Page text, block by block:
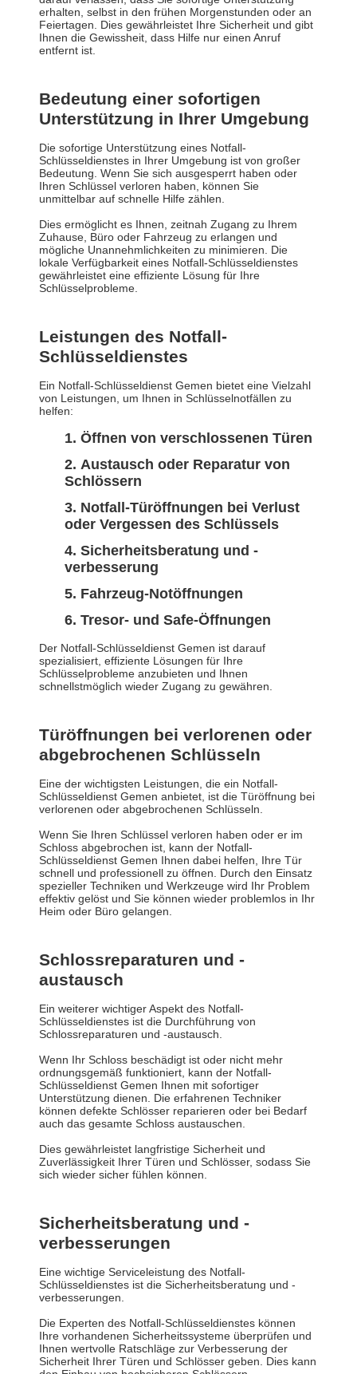
erhalten, selbst in den frühen Morgenstunden oder an
Feiertagen. Dies gewährleistet Ihre Sicherheit und gibt
Ihnen die Gewissheit, dass Hilfe nur einen Anruf
entfernt ist.
Bedeutung einer sofortigen
Unterstützung in Ihrer Umgebung
Die sofortige Unterstützung eines Notfall-
Schlüsseldienstes in Ihrer Umgebung ist von großer
Bedeutung. Wenn Sie sich ausgesperrt haben oder
Ihren Schlüssel verloren haben, können Sie
unmittelbar auf schnelle Hilfe zählen.
Dies ermöglicht es Ihnen, zeitnah Zugang zu Ihrem
Zuhause, Büro oder Fahrzeug zu erlangen und
mögliche Unannehmlichkeiten zu minimieren. Die
lokale Verfügbarkeit eines Notfall-Schlüsseldienstes
gewährleistet eine effiziente Lösung für Ihre
Schlüsselprobleme.
Leistungen des Notfall-
Schlüsseldienstes
Ein Notfall-Schlüsseldienst Gemen bietet eine Vielzahl
von Leistungen, um Ihnen in Schlüsselnotfällen zu
helfen:
Öffnen von verschlossenen Türen
Austausch oder Reparatur von
Schlössern
Notfall-Türöffnungen bei Verlust
oder Vergessen des Schlüssels
Sicherheitsberatung und -
verbesserung
Fahrzeug-Notöffnungen
Tresor- und Safe-Öffnungen
Der Notfall-Schlüsseldienst Gemen ist darauf
spezialisiert, effiziente Lösungen für Ihre
Schlüsselprobleme anzubieten und Ihnen
schnellstmöglich wieder Zugang zu gewähren.
Türöffnungen bei verlorenen oder
abgebrochenen Schlüsseln
Eine der wichtigsten Leistungen, die ein Notfall-
Schlüsseldienst Gemen anbietet, ist die Türöffnung bei
verlorenen oder abgebrochenen Schlüsseln.
Wenn Sie Ihren Schlüssel verloren haben oder er im
Schloss abgebrochen ist, kann der Notfall-
Schlüsseldienst Gemen Ihnen dabei helfen, Ihre Tür
schnell und professionell zu öffnen. Durch den Einsatz
spezieller Techniken und Werkzeuge wird Ihr Problem
effektiv gelöst und Sie können wieder problemlos in Ihr
Heim oder Büro gelangen.
Schlossreparaturen und -
austausch
Ein weiterer wichtiger Aspekt des Notfall-
Schlüsseldienstes ist die Durchführung von
Schlossreparaturen und -austausch.
Wenn Ihr Schloss beschädigt ist oder nicht mehr
ordnungsgemäß funktioniert, kann der Notfall-
Schlüsseldienst Gemen Ihnen mit sofortiger
Unterstützung dienen. Die erfahrenen Techniker
können defekte Schlösser reparieren oder bei Bedarf
auch das gesamte Schloss austauschen.
Dies gewährleistet langfristige Sicherheit und
Zuverlässigkeit Ihrer Türen und Schlösser, sodass Sie
sich wieder sicher fühlen können.
Sicherheitsberatung und -
verbesserungen
Eine wichtige Serviceleistung des Notfall-
Schlüsseldienstes ist die Sicherheitsberatung und -
verbesserungen.
Die Experten des Notfall-Schlüsseldienstes können
Ihre vorhandenen Sicherheitssysteme überprüfen und
Ihnen wertvolle Ratschläge zur Verbesserung der
Sicherheit Ihrer Türen und Schlösser geben. Dies kann